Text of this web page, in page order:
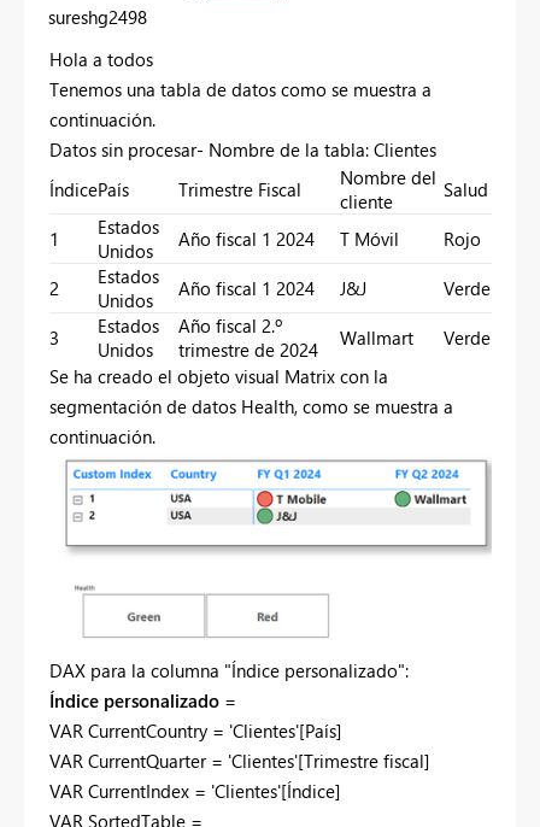
sureshg2498
Hola a todos
Tenemos una tabla de datos como se muestra a
continuación.
Datos sin procesar- Nombre de la tabla: Clientes
ÍndicePaís Trimestre Fiscal
Nombre del
cliente
Salud
1
Estados
Unidos
Año fiscal 1 2024 T Móvil Rojo
2
Estados
Unidos
Año fiscal 1 2024 J&J Verde
3
Estados
Unidos
Año fiscal 2.º
trimestre de 2024
Wallmart
Verde
Se ha creado el objeto visual Matrix con la
segmentación de datos Health, como se muestra a
continuación.
DAX para la columna "Índice personalizado":
Índice personalizado =
VAR CurrentCountry = 'Clientes'[País]
VAR CurrentQuarter = 'Clientes'[Trimestre fiscal]
VAR CurrentIndex = 'Clientes'[Índice]
VAR SortedTable =